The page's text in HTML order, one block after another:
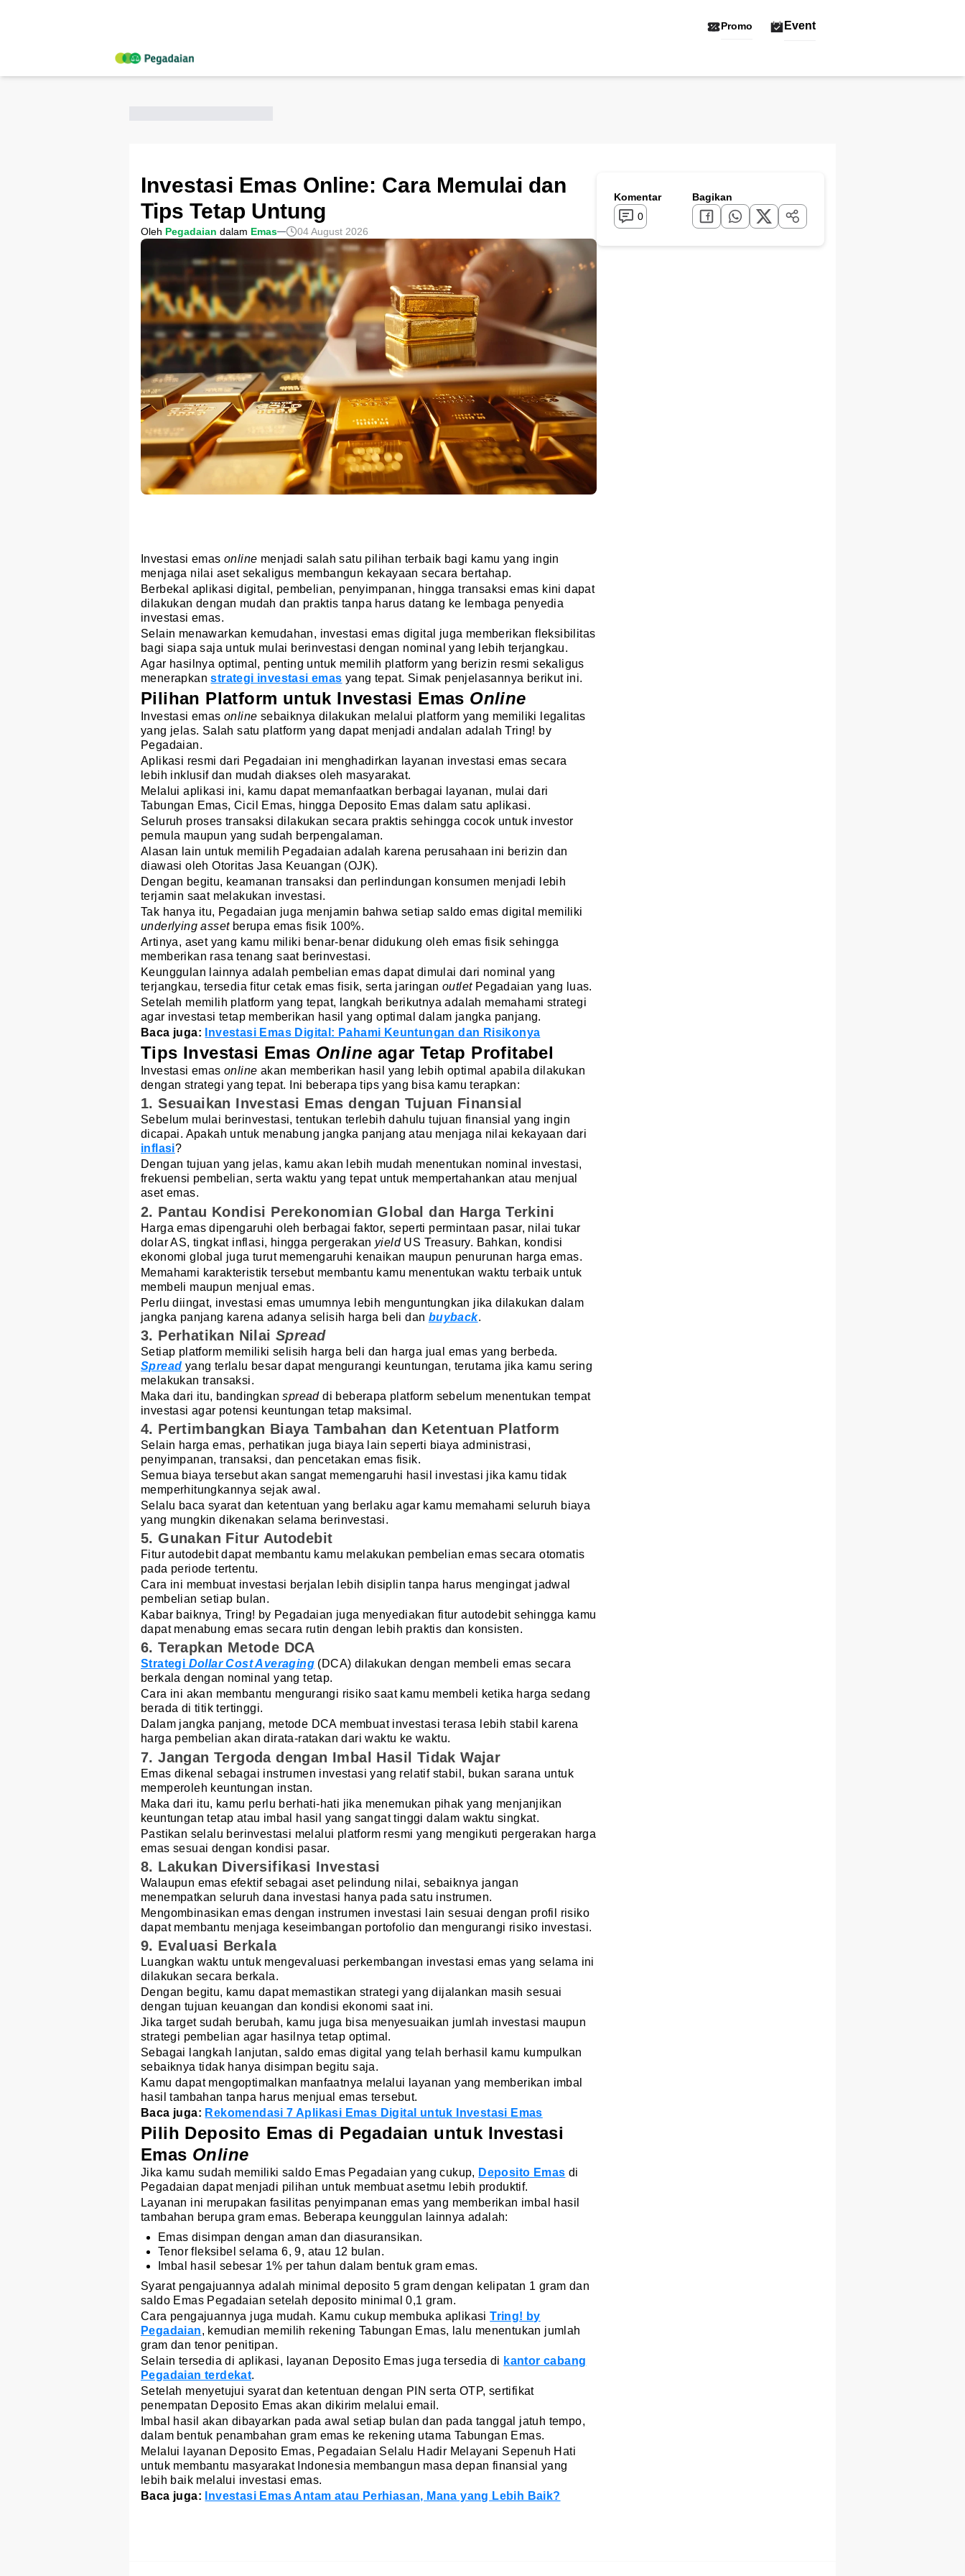
Promo Event
Investasi Emas Online: Cara Memulai dan
Tips Tetap Untung
Oleh Pegadaian dalam Emas 04 August 2026
Investasi emas online menjadi salah satu pilihan terbaik bagi kamu yang ingin
menjaga nilai aset sekaligus membangun kekayaan secara bertahap.
Berbekal aplikasi digital, pembelian, penyimpanan, hingga transaksi emas kini dapat
dilakukan dengan mudah dan praktis tanpa harus datang ke lembaga penyedia
investasi emas.
Selain menawarkan kemudahan, investasi emas digital juga memberikan fleksibilitas
bagi siapa saja untuk mulai berinvestasi dengan nominal yang lebih terjangkau.
Agar hasilnya optimal, penting untuk memilih platform yang berizin resmi sekaligus
menerapkanstrategi investasi emas yang tepat. Simak penjelasannya berikut ini.
Pilihan Platform untuk Investasi Emas Online
Investasi emas online sebaiknya dilakukan melalui platform yang memiliki legalitas
yang jelas. Salah satu platform yang dapat menjadi andalan adalah Tring! by
Pegadaian.
Aplikasi resmi dari Pegadaian ini menghadirkan layanan investasi emas secara
lebih inklusif dan mudah diakses oleh masyarakat.
Melalui aplikasi ini, kamu dapat memanfaatkan berbagai layanan, mulai dari
Tabungan Emas, Cicil Emas, hingga Deposito Emas dalam satu aplikasi.
Seluruh proses transaksi dilakukan secara praktis sehingga cocok untuk investor
pemula maupun yang sudah berpengalaman.
Alasan lain untuk memilih Pegadaian adalah karena perusahaan ini berizin dan
diawasi oleh Otoritas Jasa Keuangan (OJK).
Dengan begitu, keamanan transaksi dan perlindungan konsumen menjadi lebih
terjamin saat melakukan investasi.
Tak hanya itu, Pegadaian juga menjamin bahwa setiap saldo emas digital memiliki
underlying assetberupa emas fisik 100%.
Artinya, aset yang kamu miliki benar-benar didukung oleh emas fisik sehingga
memberikan rasa tenang saat berinvestasi.
Keunggulan lainnya adalah pembelian emas dapat dimulai dari nominal yang
terjangkau, tersedia fitur cetak emas fisik, serta jaringan outletPegadaian yang luas.
Setelah memilih platform yang tepat, langkah berikutnya adalah memahami strategi
agar investasi tetap memberikan hasil yang optimal dalam jangka panjang.
Baca juga:
Investasi Emas Digital: Pahami Keuntungan dan Risikonya
Tips Investasi Emas Online agar Tetap Profitabel
Investasi emas online akan memberikan hasil yang lebih optimal apabila dilakukan
dengan strategi yang tepat. Ini beberapa tips yang bisa kamu terapkan:
1. Sesuaikan Investasi Emas dengan Tujuan Finansial
Sebelum mulai berinvestasi, tentukan terlebih dahulu tujuan finansial yang ingin
dicapai. Apakah untuk menabung jangka panjang atau menjaga nilai kekayaan dari
inflasi?
Dengan tujuan yang jelas, kamu akan lebih mudah menentukan nominal investasi,
frekuensi pembelian, serta waktu yang tepat untuk mempertahankan atau menjual
aset emas.
2. Pantau Kondisi Perekonomian Global dan Harga Terkini
Harga emas dipengaruhi oleh berbagai faktor, seperti permintaan pasar, nilai tukar
dolar AS, tingkat inflasi, hingga pergerakan yield US Treasury. Bahkan, kondisi
ekonomi global juga turut memengaruhi kenaikan maupun penurunan harga emas.
Memahami karakteristik tersebut membantu kamu menentukan waktu terbaik untuk
membeli maupun menjual emas.
Perlu diingat, investasi emas umumnya lebih menguntungkan jika dilakukan dalam
jangka panjang karena adanya selisih harga beli dan buyback.
3. Perhatikan Nilai Spread
Setiap platform memiliki selisih harga beli dan harga jual emas yang berbeda.
Spread yang terlalu besar dapat mengurangi keuntungan, terutama jika kamu sering
melakukan transaksi.
Maka dari itu, bandingkanspreaddi beberapa platform sebelum menentukan tempat
investasi agar potensi keuntungan tetap maksimal.
4. Pertimbangkan Biaya Tambahan dan Ketentuan Platform
Selain harga emas, perhatikan juga biaya lain seperti biaya administrasi,
penyimpanan, transaksi, dan pencetakan emas fisik.
Semua biaya tersebut akan sangat memengaruhi hasil investasi jika kamu tidak
memperhitungkannya sejak awal.
Selalu baca syarat dan ketentuan yang berlaku agar kamu memahami seluruh biaya
yang mungkin dikenakan selama berinvestasi.
5. Gunakan Fitur Autodebit
Fitur autodebit dapat membantu kamu melakukan pembelian emas secara otomatis
pada periode tertentu.
Cara ini membuat investasi berjalan lebih disiplin tanpa harus mengingat jadwal
pembelian setiap bulan.
Kabar baiknya, Tring! by Pegadaian juga menyediakan fitur autodebit sehingga kamu
dapat menabung emas secara rutin dengan lebih praktis dan konsisten.
6. Terapkan Metode DCA
Strategi Dollar Cost Averaging (DCA) dilakukan dengan membeli emas secara
berkala dengan nominal yang tetap.
Cara ini akan membantu mengurangi risiko saat kamu membeli ketika harga sedang
berada di titik tertinggi.
Dalam jangka panjang, metode DCA membuat investasi terasa lebih stabil karena
harga pembelian akan dirata-ratakan dari waktu ke waktu.
7. Jangan Tergoda dengan Imbal Hasil Tidak Wajar
Emas dikenal sebagai instrumen investasi yang relatif stabil, bukan sarana untuk
memperoleh keuntungan instan.
Maka dari itu, kamu perlu berhati-hati jika menemukan pihak yang menjanjikan
keuntungan tetap atau imbal hasil yang sangat tinggi dalam waktu singkat.
Pastikan selalu berinvestasi melalui platform resmi yang mengikuti pergerakan harga
emas sesuai dengan kondisi pasar.
8. Lakukan Diversifikasi Investasi
Walaupun emas efektif sebagai aset pelindung nilai, sebaiknya jangan
menempatkan seluruh dana investasi hanya pada satu instrumen.
Mengombinasikan emas dengan instrumen investasi lain sesuai dengan profil risiko
dapat membantu menjaga keseimbangan portofolio dan mengurangi risiko investasi.
9. Evaluasi Berkala
Luangkan waktu untuk mengevaluasi perkembangan investasi emas yang selama ini
dilakukan secara berkala.
Dengan begitu, kamu dapat memastikan strategi yang dijalankan masih sesuai
dengan tujuan keuangan dan kondisi ekonomi saat ini.
Jika target sudah berubah, kamu juga bisa menyesuaikan jumlah investasi maupun
strategi pembelian agar hasilnya tetap optimal.
Sebagai langkah lanjutan, saldo emas digital yang telah berhasil kamu kumpulkan
sebaiknya tidak hanya disimpan begitu saja.
Kamu dapat mengoptimalkan manfaatnya melalui layanan yang memberikan imbal
hasil tambahan tanpa harus menjual emas tersebut.
Baca juga: Rekomendasi 7 Aplikasi Emas Digital untuk Investasi Emas
Pilih Deposito Emas di Pegadaian untuk Investasi
Emas Online
Jika kamu sudah memiliki saldo Emas Pegadaian yang cukup, Deposito Emas di
Pegadaian dapat menjadi pilihan untuk membuat asetmu lebih produktif.
Layanan ini merupakan fasilitas penyimpanan emas yang memberikan imbal hasil
tambahan berupa gram emas. Beberapa keunggulan lainnya adalah:
Emas disimpan dengan aman dan diasuransikan.
Tenor fleksibel selama 6, 9, atau 12 bulan.
Imbal hasil sebesar 1% per tahun dalam bentuk gram emas.
Syarat pengajuannya adalah minimal deposito 5 gram dengan kelipatan 1 gram dan
saldo Emas Pegadaian setelah deposito minimal 0,1 gram.
Cara pengajuannya juga mudah. Kamu cukup membuka aplikasiTring! by
Pegadaian, kemudian memilih rekening Tabungan Emas, lalu menentukan jumlah
gram dan tenor penitipan.
Selain tersedia di aplikasi, layanan Deposito Emas juga tersedia di kantor cabang
Pegadaian terdekat.
Setelah menyetujui syarat dan ketentuan dengan PIN serta OTP, sertifikat
penempatan Deposito Emas akan dikirim melalui email.
Imbal hasil akan dibayarkan pada awal setiap bulan dan pada tanggal jatuh tempo,
dalam bentuk penambahan gram emas ke rekening utama Tabungan Emas.
Melalui layanan Deposito Emas, Pegadaian Selalu Hadir Melayani Sepenuh Hati
untuk membantu masyarakat Indonesia membangun masa depan finansial yang
lebih baik melalui investasi emas.
Baca juga:
Investasi Emas Antam atau Perhiasan, Mana yang Lebih Baik?
Komentar
0
Bagikan